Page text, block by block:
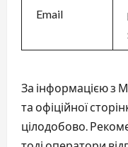
Email
За інформацією з
та офіційної
цілодобово.